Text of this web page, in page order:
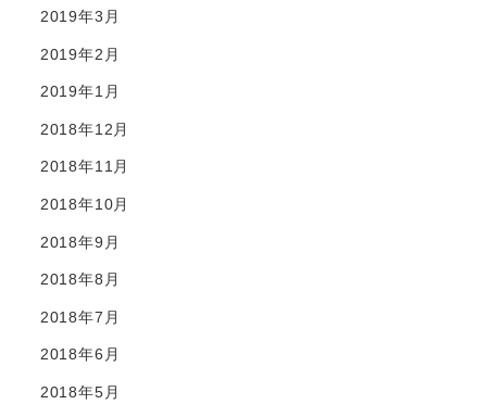
2019年3月
2019年2月
2019年1月
2018年12月
2018年11月
2018年10月
2018年9月
2018年8月
2018年7月
2018年6月
2018年5月